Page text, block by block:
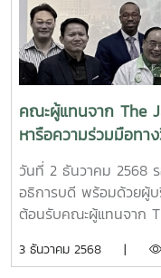
คณะผู้แทนจาก The
หารือความร่วมมือทา
วันที่ 2 ธันวาคม 2568
อธิการบดี พร้อมด้วยผู้บ
ต้อนรับคณะผู้แทนจาก
หารือความร่วมมือทางวิช
3 ธันวาคม 2568 |